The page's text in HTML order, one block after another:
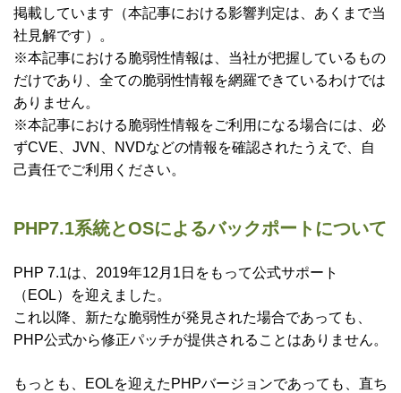
掲載しています（本記事における影響判定は、あくまで当
社見解です）。
※本記事における脆弱性情報は、当社が把握しているもの
だけであり、全ての脆弱性情報を網羅できているわけでは
ありません。
※本記事における脆弱性情報をご利用になる場合には、必
ずCVE、JVN、NVDなどの情報を確認されたうえで、自
己責任でご利用ください。
PHP7.1系統とOSによるバックポートについて
PHP 7.1は、2019年12月1日をもって公式サポート
（EOL）を迎えました。
これ以降、新たな脆弱性が発見された場合であっても、
PHP公式から修正パッチが提供されることはありません。
もっとも、EOLを迎えたPHPバージョンであっても、直ち